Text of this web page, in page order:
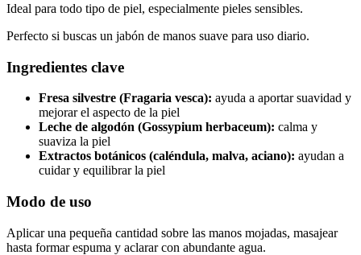
Ideal para todo tipo de piel, especialmente pieles sensibles.
Perfecto si buscas un jabón de manos suave para uso diario.
Ingredientes clave
Fresa silvestre (Fragaria vesca): ayuda a aportar suavidad y
mejorar el aspecto de la piel
Leche de algodón (Gossypium herbaceum): calma y
suaviza la piel
Extractos botánicos (caléndula, malva, aciano): ayudan a
cuidar y equilibrar la piel
Modo de uso
Aplicar una pequeña cantidad sobre las manos mojadas, masajear
hasta formar espuma y aclarar con abundante agua.